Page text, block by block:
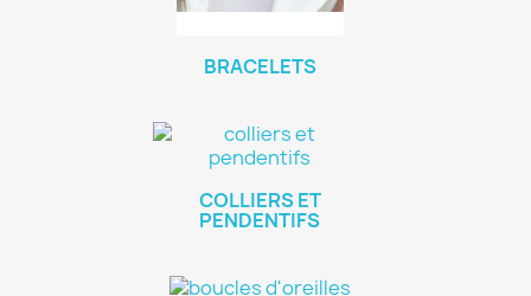
BRACELETS
COLLIERS ET
PENDENTIFS